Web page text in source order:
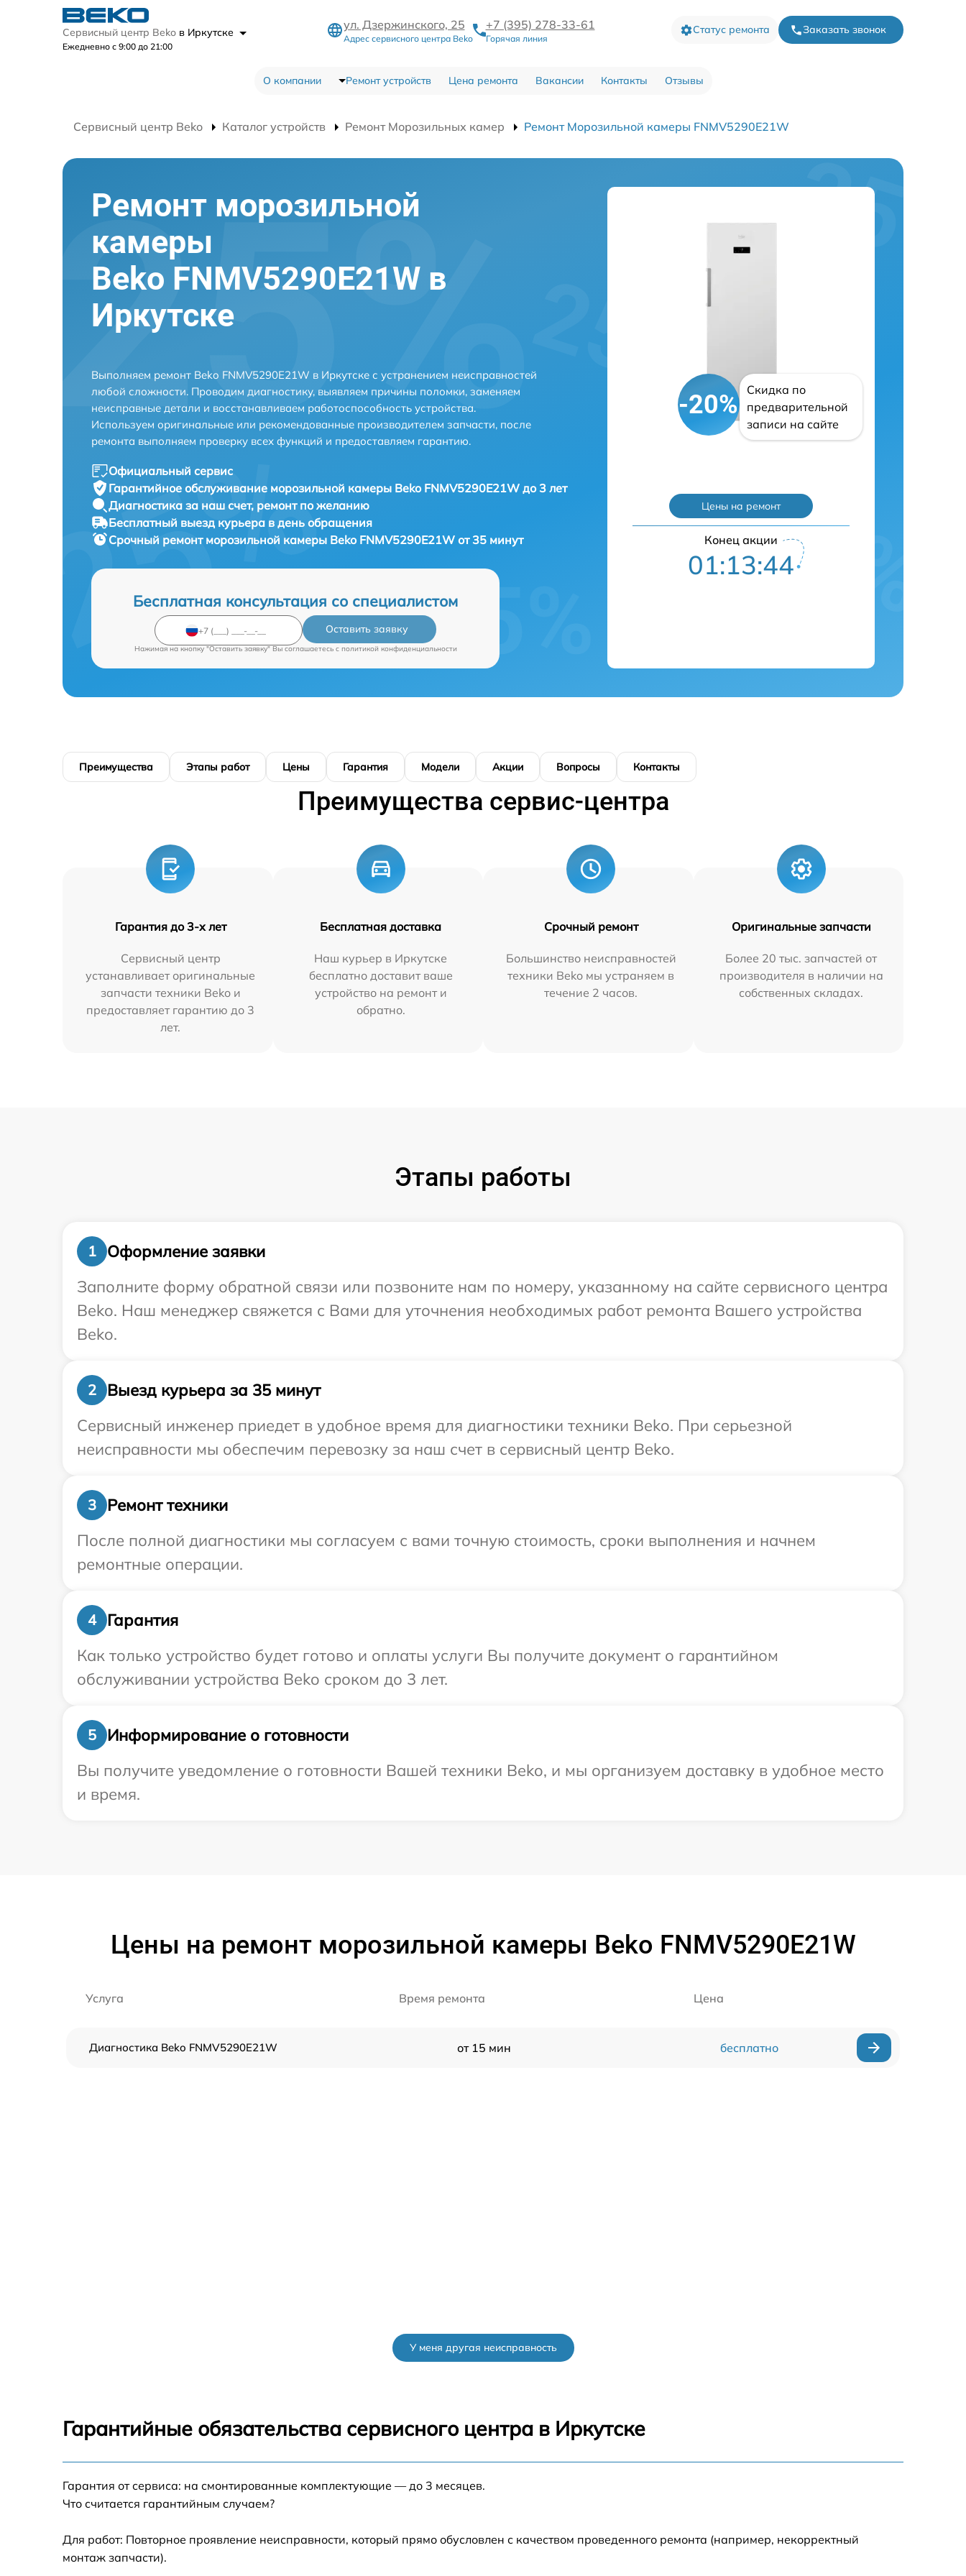
Сервисный центр Beko в Иркутске
Ежедневно с 9:00 до 21:00
ул. Дзержинского, 25
Адрес сервисного центра Beko
+7 (395) 278-33-61
Горячая линия
Статус ремонта Заказать звонок
О компании Ремонт устройств Цена ремонта Вакансии Контакты Отзывы
Сервисный центр Beko Каталог устройств Ремонт Морозильных камер Ремонт Морозильной камеры FNMV5290E21W
Ремонт морозильной
камеры
Beko FNMV5290E21W в
Иркутске
Выполняем ремонт Beko FNMV5290E21W в Иркутске с устранением неисправностей
любой сложности. Проводим диагностику, выявляем причины поломки, заменяем
неисправные детали и восстанавливаем работоспособность устройства.
Используем оригинальные или рекомендованные производителем запчасти, после
ремонта выполняем проверку всех функций и предоставляем гарантию.
Официальный сервис
Гарантийное обслуживание морозильной камеры Beko FNMV5290E21W до 3 лет
Диагностика за наш счет, ремонт по желанию
Бесплатный выезд курьера в день обращения
Срочный ремонт морозильной камеры Beko FNMV5290E21W от 35 минут
Бесплатная консультация со специалистом
Оставить заявку
Нажимая на кнопку "Оставить заявку" Вы соглашаетесь c политикой конфиденциальности
-20%
Скидка по
предварительной
записи на сайте
Цены на ремонт
Конец акции
01:13:42
Преимущества Этапы работ Цены Гарантия Модели Акции Вопросы Контакты
Преимущества сервис-центра
Гарантия до 3-х лет
Сервисный центр
устанавливает оригинальные
запчасти техники Beko и
предоставляет гарантию до 3
лет.
Бесплатная доставка
Наш курьер в Иркутске
бесплатно доставит ваше
устройство на ремонт и
обратно.
Срочный ремонт
Большинство неисправностей
техники Beko мы устраняем в
течение 2 часов.
Оригинальные запчасти
Более 20 тыс. запчастей от
производителя в наличии на
собственных складах.
Этапы работы
1
Оформление заявки
Заполните форму обратной связи или позвоните нам по номеру, указанному на сайте сервисного центра
Beko. Наш менеджер свяжется с Вами для уточнения необходимых работ ремонта Вашего устройства
Beko.
2
Выезд курьера за 35 минут
Сервисный инженер приедет в удобное время для диагностики техники Beko. При серьезной
неисправности мы обеспечим перевозку за наш счет в сервисный центр Beko.
3
Ремонт техники
После полной диагностики мы согласуем с вами точную стоимость, сроки выполнения и начнем
ремонтные операции.
4
Гарантия
Как только устройство будет готово и оплаты услуги Вы получите документ о гарантийном
обслуживании устройства Beko сроком до 3 лет.
5
Информирование о готовности
Вы получите уведомление о готовности Вашей техники Beko, и мы организуем доставку в удобное место
и время.
Цены на ремонт морозильной камеры Beko FNMV5290E21W
Услуга Время ремонта Цена
Диагностика Beko FNMV5290E21W от 15 мин бесплатно
У меня другая неисправность
Гарантийные обязательства сервисного центра в Иркутске
Гарантия от сервиса: на смонтированные комплектующие — до 3 месяцев.
Что считается гарантийным случаем?
Для работ: Повторное проявление неисправности, который прямо обусловлен с качеством проведенного ремонта (например, некорректный
монтаж запчасти).